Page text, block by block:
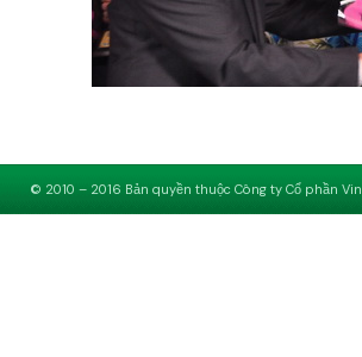
Đây là hoạt động nhằm động viên,
nghệ, thiết bị tiên tiến để nâng cao hiệu
© 2010 – 2016 Bản quyền thuộc Công ty Cổ phần